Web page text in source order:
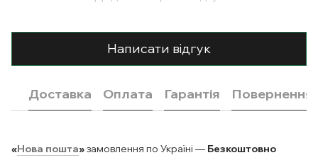
Написати відгук
Доставка Оплата Гарантія Повернення
«Нова пошта»замовлення по Україні — Безкоштовно